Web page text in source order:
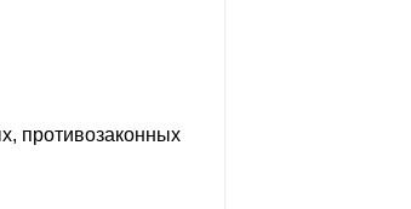
противозаконных